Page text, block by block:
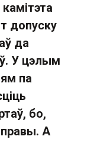
допуску
да
У цэлым
па
бо,
правы. А